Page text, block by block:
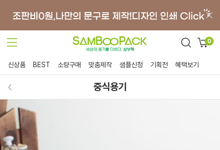
0
신상품 BEST 소량구매 맞춤제작 샘플신청 기획전 혜택보기
중식용기